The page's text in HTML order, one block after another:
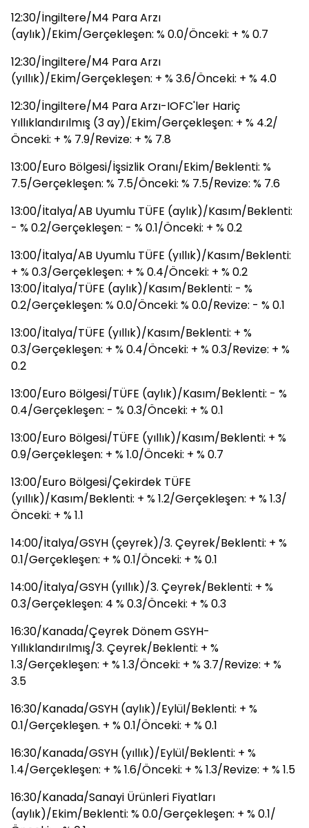
12:30/İngiltere/M4 Para Arzı
(aylık)/Ekim/Gerçekleşen: % 0.0/Önceki: + % 0.7
12:30/İngiltere/M4 Para Arzı
(yıllık)/Ekim/Gerçekleşen: + % 3.6/Önceki: + % 4.0
12:30/İngiltere/M4 Para Arzı-IOFC'ler Hariç
Yıllıklandırılmış (3 ay)/Ekim/Gerçekleşen: + % 4.2/
Önceki: + % 7.9/Revize: + % 7.8
13:00/Euro Bölgesi/İşsizlik Oranı/Ekim/Beklenti: %
7.5/Gerçekleşen: % 7.5/Önceki: % 7.5/Revize: % 7.6
13:00/İtalya/AB Uyumlu TÜFE (aylık)/Kasım/Beklenti:
- % 0.2/Gerçekleşen: - % 0.1/Önceki: + % 0.2
13:00/İtalya/AB Uyumlu TÜFE (yıllık)/Kasım/Beklenti:
+ % 0.3/Gerçekleşen: + % 0.4/Önceki: + % 0.2
13:00/İtalya/TÜFE (aylık)/Kasım/Beklenti: - %
0.2/Gerçekleşen: % 0.0/Önceki: % 0.0/Revize: - % 0.1
13:00/İtalya/TÜFE (yıllık)/Kasım/Beklenti: + %
0.3/Gerçekleşen: + % 0.4/Önceki: + % 0.3/Revize: + %
0.2
13:00/Euro Bölgesi/TÜFE (aylık)/Kasım/Beklenti: - %
0.4/Gerçekleşen: - % 0.3/Önceki: + % 0.1
13:00/Euro Bölgesi/TÜFE (yıllık)/Kasım/Beklenti: + %
0.9/Gerçekleşen: + % 1.0/Önceki: + % 0.7
13:00/Euro Bölgesi/Çekirdek TÜFE
(yıllık)/Kasım/Beklenti: + % 1.2/Gerçekleşen: + % 1.3/
Önceki: + % 1.1
14:00/İtalya/GSYH (çeyrek)/3. Çeyrek/Beklenti: + %
0.1/Gerçekleşen: + % 0.1/Önceki: + % 0.1
14:00/İtalya/GSYH (yıllık)/3. Çeyrek/Beklenti: + %
0.3/Gerçekleşen: 4 % 0.3/Önceki: + % 0.3
16:30/Kanada/Çeyrek Dönem GSYH-
Yıllıklandırılmış/3. Çeyrek/Beklenti: + %
1.3/Gerçekleşen: + % 1.3/Önceki: + % 3.7/Revize: + %
3.5
16:30/Kanada/GSYH (aylık)/Eylül/Beklenti: + %
0.1/Gerçekleşen. + % 0.1/Önceki: + % 0.1
16:30/Kanada/GSYH (yıllık)/Eylül/Beklenti: + %
1.4/Gerçekleşen: + % 1.6/Önceki: + % 1.3/Revize: + % 1.5
16:30/Kanada/Sanayi Ürünleri Fiyatları
(aylık)/Ekim/Beklenti: % 0.0/Gerçekleşen: + % 0.1/